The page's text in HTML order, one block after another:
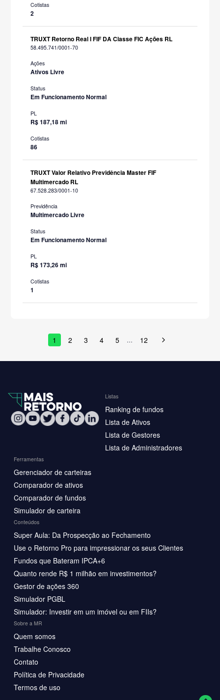
Cotistas
2
TRUXT Retorno Real I FIF DA Classe FIC Ações RL
58.495.741/0001-70
Ações
Ativos Livre
Status
Em Funcionamento Normal
PL
R$ 187,18 mi
Cotistas
86
TRUXT Valor Relativo Previdência Master FIF
Multimercado RL
67.528.283/0001-10
Previdência
Multimercado Livre
Status
Em Funcionamento Normal
PL
R$ 173,26 mi
Cotistas
1
1 2 3 4 5 … 12
Listas
Ranking de fundos
Lista de Ativos
Lista de Gestores
Lista de Administradores
Ferramentas
Gerenciador de carteiras
Comparador de ativos
Comparador de fundos
Simulador de carteira
Conteúdos
Super Aula: Da Prospecção ao Fechamento
Use o Retorno Pro para impressionar os seus Clientes
Fundos que Bateram IPCA+6
Quanto rende R$ 1 milhão em investimentos?
Gestor de ações 360
Simulador PGBL
Simulador: Investir em um imóvel ou em FIIs?
Sobre a MR
Quem somos
Trabalhe Conosco
Contato
Política de Privacidade
Termos de uso